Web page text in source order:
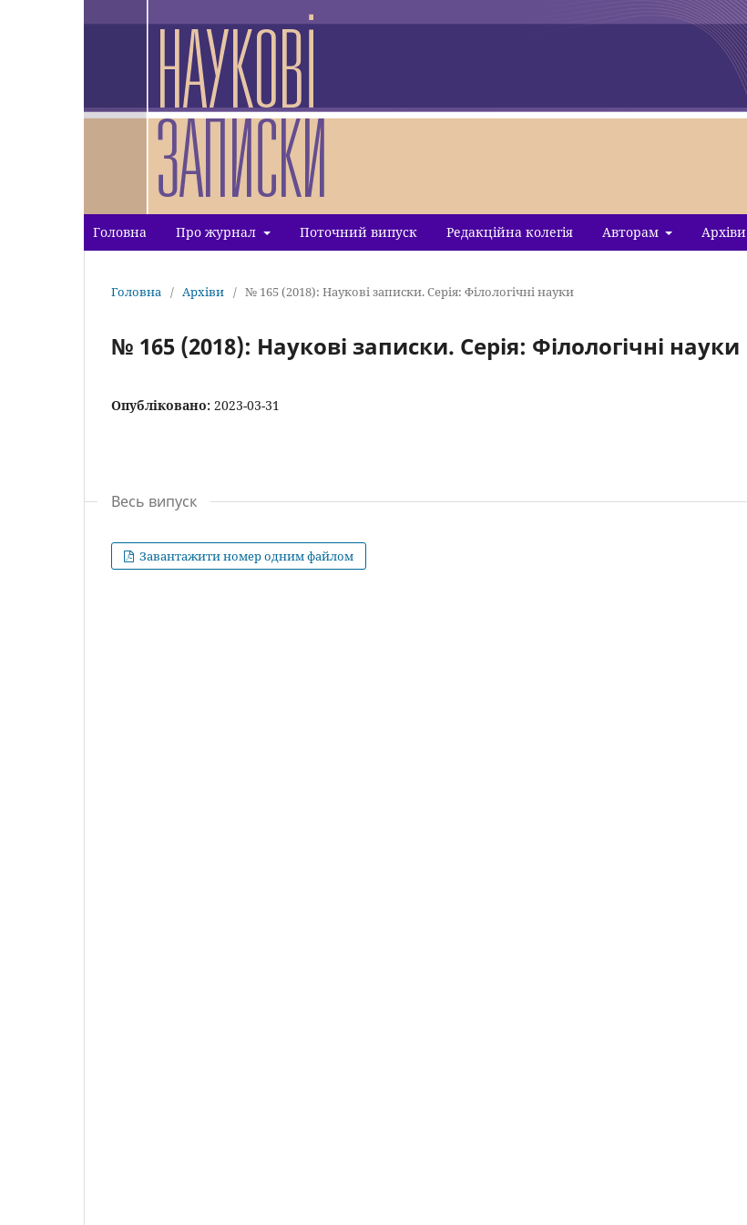
Головна Про журнал Поточний випуск Редакційна колегія Авторам Архіви
Головна / Архіви / № 165 (2018): Наукові записки. Серія: Філологічні науки
№ 165 (2018): Наукові записки. Серія: Філологічні науки
Опубліковано: 2023-03-31
Весь випуск
Завантажити номер одним файлом